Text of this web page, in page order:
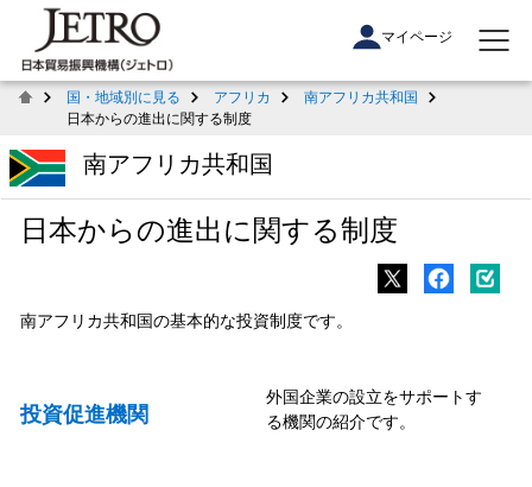
マイページ
国・地域別に見る アフリカ
南アフリカ共和国
日本からの進出に関する制度
南アフリカ共和国
日本からの進出に関する制度
南アフリカ共和国の基本的な投資制度です。
投資促進機関
外国企業の設立をサポートす
る機関の紹介です。